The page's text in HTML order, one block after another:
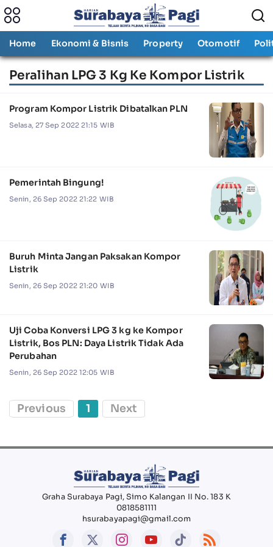
Home Ekonomi & Bisnis Property Otomotif
Peralihan LPG 3 Kg Ke Kompor Listrik
Program Kompor Listrik Dibatalkan PLN
Selasa, 27 Sep 2022 21:15 WIB
Pemerintah Bingung!
Senin, 26 Sep 2022 21:22 WIB
Buruh Minta Jangan Paksakan Kompor
Listrik
Senin, 26 Sep 2022 21:20 WIB
Uji Coba Konversi LPG 3 kg ke Kompor
Listrik, Bos PLN: Daya Listrik Tidak Ada
Perubahan
Senin, 26 Sep 2022 12:05 WIB
Previous 1 Next
Graha Surabaya Pagi, Simo Kalangan II No. 183 K
0818581111
hsurabayapagi@gmail.com